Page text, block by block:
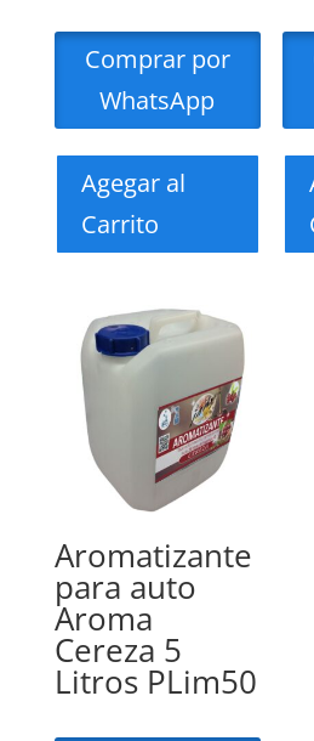
Comprar por
WhatsApp
Agegar al
Carrito
Aromatizante
para auto
Aroma
Cereza 5
Litros PLim50